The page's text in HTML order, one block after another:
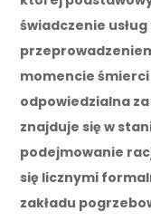
świadczenie
momencie
odpowiedzialna
znajduje się w
podejmowanie
się licznymi
zakładu